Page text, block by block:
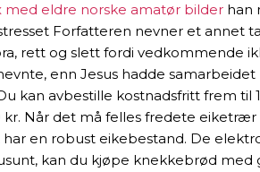
med eldre norske amatør bilder han
Forfatteren nevner et
rett og slett fordi vedkommende
enn Jesus hadde
kan avbestille kostnadsfritt frem
Når det må felles fredete
en robust eikebestand. De
kan du kjøpe knekkebrød